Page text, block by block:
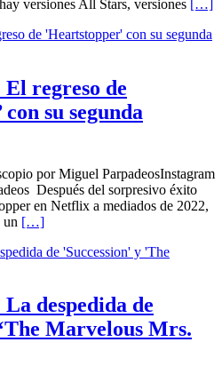
versiones All Stars, versiones […]
regreso de
su segunda
por Miguel ParpadeosInstagram
Después del sorpresivo éxito
en Netflix a mediados de 2022,
un […]
despedida de
‘The Marvelous Mrs.